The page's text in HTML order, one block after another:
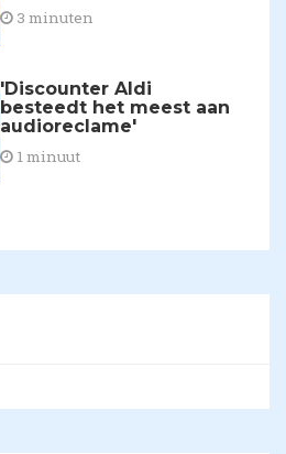
3 minuten
'Discounter Aldi
besteedt het meest aan
audioreclame'
1 minuut